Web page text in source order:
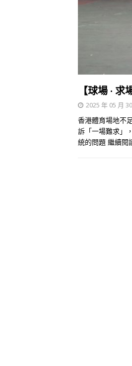
【球場 · 求
2025 年 05 月
香港體育場地不
訴「一場難求」
統的問題 繼續閱